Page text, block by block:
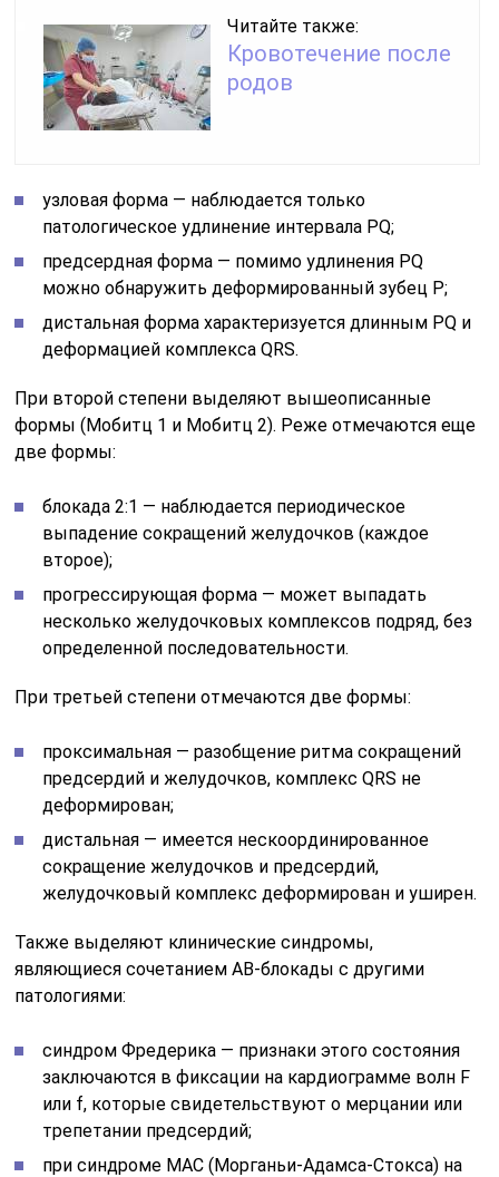
Читайте также:
Кровотечение после
родов
узловая форма — наблюдается только
патологическое удлинение интервала PQ;
предсердная форма — помимо удлинения PQ
можно обнаружить деформированный зубец P;
дистальная форма характеризуется длинным PQ и
деформацией комплекса QRS.
При второй степени выделяют вышеописанные
формы (Мобитц 1 и Мобитц 2). Реже отмечаются еще
две формы:
блокада 2:1 — наблюдается периодическое
выпадение сокращений желудочков (каждое
второе);
прогрессирующая форма — может выпадать
несколько желудочковых комплексов подряд, без
определенной последовательности.
При третьей степени отмечаются две формы:
проксимальная — разобщение ритма сокращений
предсердий и желудочков, комплекс QRS не
деформирован;
дистальная — имеется нескоординированное
сокращение желудочков и предсердий,
желудочковый комплекс деформирован и уширен.
Также выделяют клинические синдромы,
являющиеся сочетанием АВ-блокады с другими
патологиями:
синдром Фредерика — признаки этого состояния
заключаются в фиксации на кардиограмме волн F
или f, которые свидетельствуют о мерцании или
трепетании предсердий;
при синдроме МАС (Морганьи-Адамса-Стокса) на